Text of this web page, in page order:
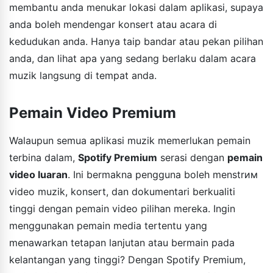
membantu anda menukar lokasi dalam aplikasi, supaya
anda boleh mendengar konsert atau acara di
kedudukan anda. Hanya taip bandar atau pekan pilihan
anda, dan lihat apa yang sedang berlaku dalam acara
muzik langsung di tempat anda.
Pemain Video Premium
Walaupun semua aplikasi muzik memerlukan pemain
terbina dalam, Spotify Premium serasi dengan pemain
video luaran. Ini bermakna pengguna boleh menstrим
video muzik, konsert, dan dokumentari berkualiti
tinggi dengan pemain video pilihan mereka. Ingin
menggunakan pemain media tertentu yang
menawarkan tetapan lanjutan atau bermain pada
kelantangan yang tinggi? Dengan Spotify Premium,